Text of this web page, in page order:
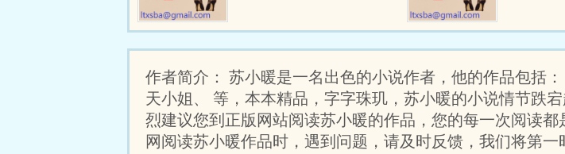
纠缠她，
献《邪王
…
作者简介： 苏小暖是一名出色的小说作者，他的作品包括
天小姐、 等，本本精品，字字珠玑，苏小暖的小说情节跌
烈建议您到正版网站阅读苏小暖的作品，您的每一次阅读
网阅读苏小暖作品时，遇到问题，请及时反馈，我们将第